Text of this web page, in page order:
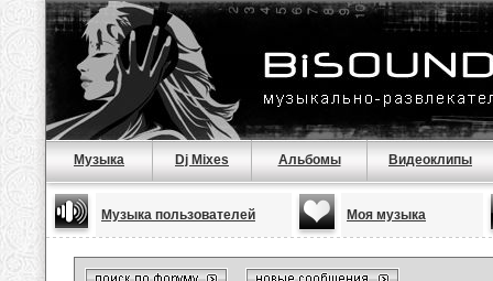
Музыка Dj Mixes Альбомы Видеоклипы
Музыка пользователей Моя музыка